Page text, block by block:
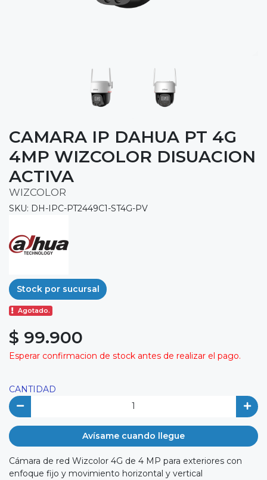
CAMARA IP DAHUA PT 4G
4MP WIZCOLOR DISUACION
ACTIVA
WIZCOLOR
SKU: DH-IPC-PT2449C1-ST4G-PV
Stock por sucursal
Agotado.
$ 99.900
Esperar confirmacion de stock antes de realizar el pago.
CANTIDAD
Avísame cuando llegue
Cámara de red Wizcolor 4G de 4 MP para exteriores con
enfoque fijo y movimiento horizontal y vertical